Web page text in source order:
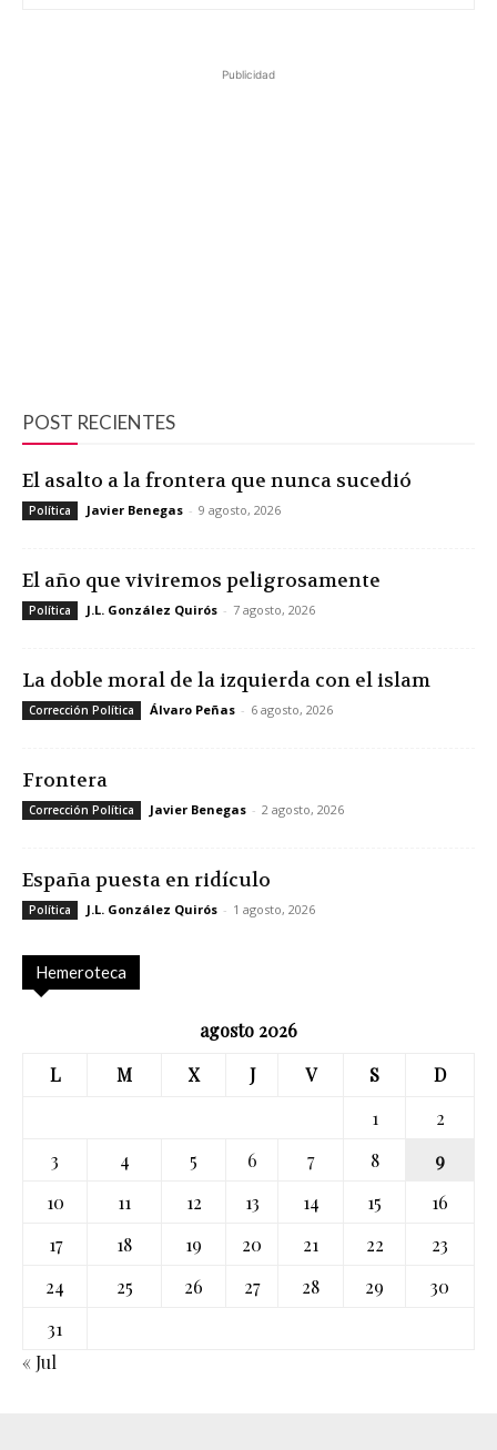
Publicidad
POST RECIENTES
El asalto a la frontera que nunca sucedió
Política Javier Benegas - 9 agosto, 2026
El año que viviremos peligrosamente
Política J.L. González Quirós - 7 agosto, 2026
La doble moral de la izquierda con el islam
Corrección Política Álvaro Peñas - 6 agosto, 2026
Frontera
Corrección Política Javier Benegas - 2 agosto, 2026
España puesta en ridículo
Política J.L. González Quirós - 1 agosto, 2026
Hemeroteca
agosto 2026
L
M X J V S
D
1
2
3
4 5 6 7 8
9
10
11 12 13 14 15
16
17
18 19 20 21 22
23
24
25 26 27 28 29
30
31
« Jul